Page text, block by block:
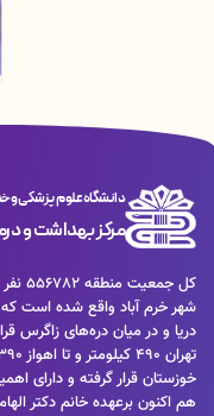
اطلاعیه مرکز غربالگری
«من مسئولم، برای
دانشگاه علوم پزشکی و
مرکز بهداشت و
کل
خوزستان قرار گرفته و دارای
هم اکنون برعهده خانم دکتر